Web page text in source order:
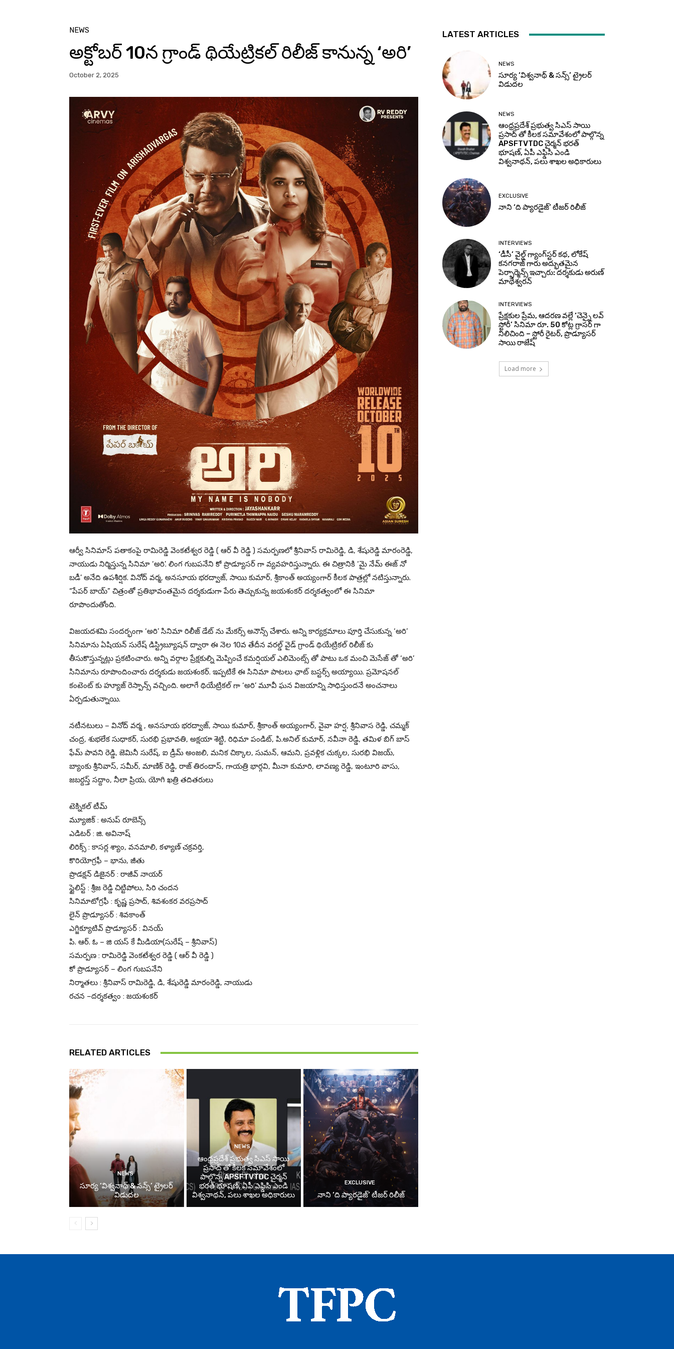
NEWS
అక్టోబర్ 10న గ్రాండ్ థియేట్రికల్ రిలీజ్ కానున్న ‘అరి’
October 2, 2025
ఆర్వీ సినిమాస్ పతాకంపై రామిరెడ్డి వెంకటేశ్వర రెడ్డి ( ఆర్ వీ రెడ్డి ) సమర్పణలో శ్రీనివాస్ రామిరెడ్డి, డి, శేషురెడ్డి మారంరెడ్డి,
నాయుడు నిర్మిస్తున్న సినిమా ‘అరి’. లింగ గుబపనేని కో ప్రొడ్యూసర్ గా వ్యవహరిస్తున్నారు. ఈ చిత్రానికి ‘మై నేమ్ ఈజ్ నో
బడీ’ అనేది ఉపశీర్షిక. వినోద్ వర్మ, అనసూయ భరద్వాజ్, సాయి కుమార్, శ్రీకాంత్ అయ్యంగార్ కీలక పాత్రల్లో నటిస్తున్నారు.
“పేపర్ బాయ్” చిత్రంతో ప్రతిభావంతమైన దర్శకుడుగా పేరు తెచ్చుకున్న జయశంకర్ దర్శకత్వంలో ఈ సినిమా
రూపొందుతోంది.
విజయదశమి సందర్భంగా ‘అరి’ సినిమా రిలీజ్ డేట్ ను మేకర్స్ అనౌన్స్ చేశారు. అన్ని కార్యక్రమాలు పూర్తి చేసుకున్న ‘అరి’
సినిమాను ఏషియన్ సురేష్ డిస్ట్రిబ్యూషన్ ద్వారా ఈ నెల 10వ తేదీన వరల్డ్ వైడ్ గ్రాండ్ థియేట్రికల్ రిలీజ్ కు
తీసుకొస్తున్నట్లు ప్రకటించారు. అన్ని వర్గాల ప్రేక్షకుల్ని మెప్పించే కమర్షియల్ ఎలిమెంట్స్ తో పాటు ఒక మంచి మెసేజ్ తో ‘అరి’
సినిమాను రూపొందించారు దర్శకుడు జయశంకర్. ఇప్పటికే ఈ సినిమా పాటలు ఛాట్ బస్టర్స్ అయ్యాయి. ప్రమోషనల్
కంటెంట్ కు హ్యూజ్ రెస్పాన్స్ వచ్చింది. అలాగే థియేట్రికల్ గా ‘అరి’ మూవీ ఘన విజయాన్ని సాధిస్తుందనే అంచనాలు
ఏర్పడుతున్నాయి.
నటీనటులు – వినోద్ వర్మ , అనసూయ భరద్వాజ్, సాయి కుమార్, శ్రీకాంత్ అయ్యంగార్, వైవా హర్ష, శ్రీనివాస రెడ్డి, చమ్మక్
చంద్ర, శుభలేక సుధాకర్, సురభి ప్రభావతి, అక్షయా శెట్టి, రిధిమా పండిట్, పి.అనిల్ కుమార్, నవీనా రెడ్డి, తమిళ బిగ్ బాస్
ఫేమ్ పావని రెడ్డి, జెమినీ సురేష్, ఐ డ్రీమ్ అంజలి, మనిక చిక్కాల, సుమన్, ఆమని, ప్రవళ్లిక చుక్కల, సురభి విజయ్,
బ్యాంకు శ్రీనివాస్, సమీర్, మాణిక్ రెడ్డి, రాజ్ తిరందాస్, గాయత్రి భార్గవి, మీనా కుమారి, లావణ్య రెడ్డి, ఇంటూరి వాసు,
జబర్దస్త్ సద్దాం, నీలా ప్రియ, యోగి ఖత్రి తదితరులు
టెక్నికల్ టీమ్
మ్యూజిక్ : అనుప్ రూబెన్స్
ఎడిటర్ : జి. అవినాష్
లిరిక్స్ : కాసర్ల శ్యాం, వనమాలి, కళ్యాణ్ చక్రవర్తి,
కొరియోగ్రఫీ – భాను, జీతు
ప్రొడక్షన్ డిజైనర్ : రాజీవ్ నాయర్
స్టైలిస్ట్ : శ్రీజ రెడ్డి చిట్టిపోలు, సిరి చందన
సినిమాటోగ్రఫీ : కృష్ణ ప్రసాద్, శివశంకర వరప్రసాద్
లైన్ ప్రొడ్యూసర్ : శివకాంత్
ఎగ్జిక్యూటివ్ ప్రొడ్యూసర్ : వినయ్
పి. ఆర్. ఓ – జి యస్ కే మీడియా(సురేష్ – శ్రీనివాస్)
సమర్పణ : రామిరెడ్డి వెంకటేశ్వర రెడ్డి ( ఆర్ వీ రెడ్డి )
కో ప్రొడ్యూసర్ – లింగ గుబపనేని
నిర్మాతలు : శ్రీనివాస్ రామిరెడ్డి, డి, శేషురెడ్డి మారంరెడ్డి, నాయుడు
రచన –దర్శకత్వం : జయశంకర్
RELATED ARTICLES
NEWS
సూర్య ‘విశ్వనాథ్ & సన్స్’ ట్రైలర్
విడుదల
NEWS
ఆంధ్రప్రదేశ్ ప్రభుత్వ సిఎస్ సాయి
ప్రసాద్ తో కీలక సమావేశంలో
పాల్గొన్న APSFTVTDC చైర్మన్
భరత్ భూషణ్, ఏపీ ఎఫ్డిసి ఎండి
విశ్వనాథన్, పలు శాఖల అధికారులు
EXCLUSIVE
నాని ‘ది ప్యారడైజ్’ టీజర్‌ రిలీజ్
LATEST ARTICLES
NEWS
సూర్య ‘విశ్వనాథ్ & సన్స్’ ట్రైలర్
విడుదల
NEWS
ఆంధ్రప్రదేశ్ ప్రభుత్వ సిఎస్ సాయి
ప్రసాద్ తో కీలక సమావేశంలో పాల్గొన్న
APSFTVTDC చైర్మన్ భరత్
భూషణ్, ఏపీ ఎఫ్డిసి ఎండి
విశ్వనాథన్, పలు శాఖల అధికారులు
EXCLUSIVE
నాని ‘ది ప్యారడైజ్’ టీజర్‌ రిలీజ్
INTERVIEWS
‘డీసీ’ వైల్డ్ గ్యాంగ్‌స్టర్ కథ, లోకేష్
కనగరాజ్ గారు అద్భుతమైన
పెర్ఫార్మెన్స్ ఇచ్చారు: దర్శకుడు అరుణ్
మాథేశ్వరన్
INTERVIEWS
ప్రేక్షకుల ప్రేమ, ఆదరణ వల్లే ‘చెన్నై లవ్
స్టోరీ’ సినిమా రూ. 50 కోట్ల గ్రాసర్ గా
నిలిచింది – స్టోరీ రైటర్, ప్రొడ్యూసర్
సాయి రాజేష్
Load more